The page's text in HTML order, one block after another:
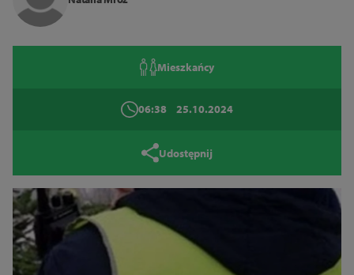
14
Mieszkańcy
06:38 25.10.2024
Udostępnij